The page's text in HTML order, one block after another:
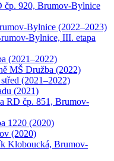
čp. 920, Brumov-Bylnice
Bylnice (2022–2023)
Bylnice, III. etapa
(2021–2022)
MŠ Družba (2022)
(2021–2022)
(2021)
RD čp. 851, Brumov-
1220 (2020)
(2020)
Kloboucká, Brumov-